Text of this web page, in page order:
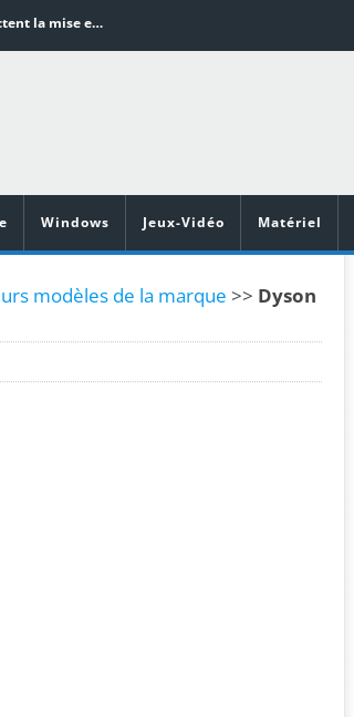
Word en PDF : les outils qui respectent la mise en page
Vidéoprojecteurs Asus : Top 6 des meilleurs modèles de la marque
Windows Jeux-Vidéo Matériel
modèles de la marque >> Dyson